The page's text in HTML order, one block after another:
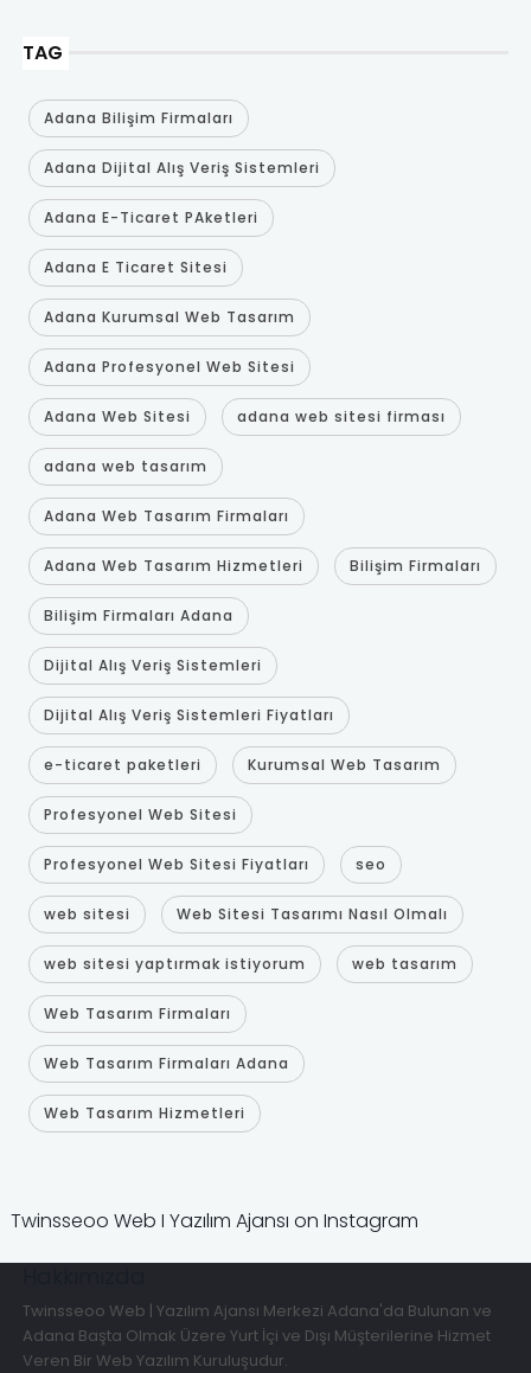
TAG
Adana Bilişim Firmaları
Adana Dijital Alış Veriş Sistemleri
Adana E-Ticaret PAketleri
Adana E Ticaret Sitesi
Adana Kurumsal Web Tasarım
Adana Profesyonel Web Sitesi
Adana Web Sitesi adana web sitesi firması
adana web tasarım
Adana Web Tasarım Firmaları
Adana Web Tasarım Hizmetleri Bilişim Firmaları
Bilişim Firmaları Adana
Dijital Alış Veriş Sistemleri
Dijital Alış Veriş Sistemleri Fiyatları
e-ticaret paketleri Kurumsal Web Tasarım
Profesyonel Web Sitesi
Profesyonel Web Sitesi Fiyatları seo
web sitesi Web Sitesi Tasarımı Nasıl Olmalı
web sitesi yaptırmak istiyorum web tasarım
Web Tasarım Firmaları
Web Tasarım Firmaları Adana
Web Tasarım Hizmetleri
Twinsseoo Web I Yazılım Ajansı on Instagram
Twinsseoo Web | Yazılım Ajansı Merkezi Adana'da Bulunan ve
Adana Başta Olmak Üzere Yurt İçi ve Dışı Müşterilerine Hizmet
Veren Bir Web Yazılım Kuruluşudur.